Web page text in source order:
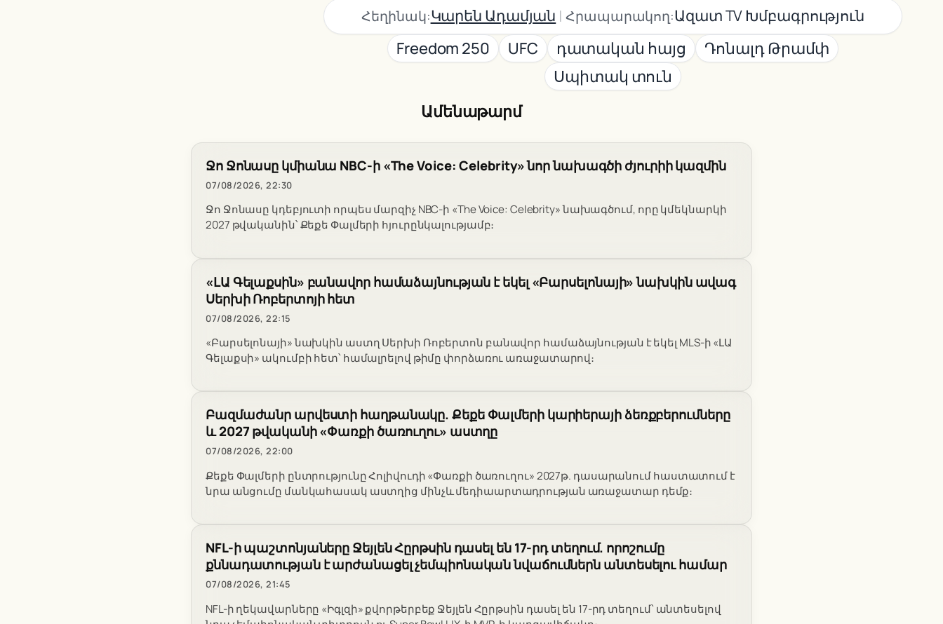
Հեղինակ:Կարեն Ադամյան | Հրապարակող:Ազատ TV Խմբագրություն
Freedom 250 UFC դատական հայց
Դոնալդ Թրամփ
Սպիտակ տուն
Ամենաթարմ
Ջո Ջոնասը կմիանա NBC-ի «The Voice: Celebrity» նոր նախագծի ժյուրիի կազմին
07/08/2026, 22:30
Ջո Ջոնասը կդեբյուտի որպես մարզիչ NBC-ի «The Voice: Celebrity» նախագծում, որը կմեկնարկի
2027 թվականին՝ Քեքե Փալմերի հյուրընկալությամբ։
«ԼԱ Գելաքսին» բանավոր համաձայնության է եկել «Բարսելոնայի» նախկին ավագ
Սերխի Ռոբերտոյի հետ
07/08/2026, 22:15
«Բարսելոնայի» նախկին աստղ Սերխի Ռոբերտոն բանավոր համաձայնության է եկել MLS-ի «ԼԱ
Գելաքսի» ակումբի հետ՝ համալրելով թիմը փորձառու առաջատարով։
Բազմաժանր արվեստի հաղթանակը. Քեքե Փալմերի կարիերայի ձեռքբերումները
և 2027 թվականի «Փառքի ծառուղու» աստղը
07/08/2026, 22:00
Քեքե Փալմերի ընտրությունը Հոլիվուդի «Փառքի ծառուղու» 2027թ. դասարանում հաստատում է
նրա անցումը մանկահասակ աստղից մինչև մեդիաարտադրության առաջատար դեմք։
NFL-ի պաշտոնյաները Ջեյլեն Հըրթսին դասել են 17-րդ տեղում. որոշումը
քննադատության է արժանացել չեմպիոնական նվաճումներն անտեսելու համար
07/08/2026, 21:45
NFL-ի ղեկավարները «Իգլզի» քվորթերբեք Ջեյլեն Հըրթսին դասել են 17-րդ տեղում՝ անտեսելով